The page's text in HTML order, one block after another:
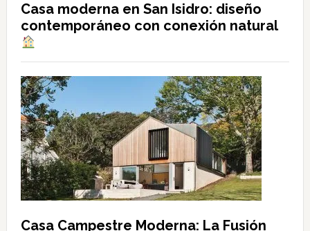
Casa moderna en San Isidro: diseño
contemporáneo con conexión natural
Casa Campestre Moderna: La Fusión